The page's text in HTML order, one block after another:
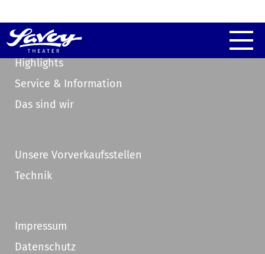
Highlights
Service & Information
Das sind wir
Unsere Vorverkaufsstellen
Technik
Impressum
Datenschutz